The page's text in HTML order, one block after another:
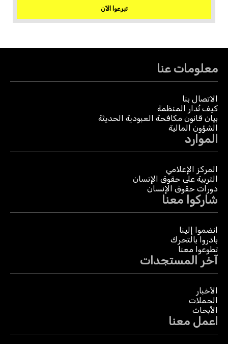
تبرعوا الآن
معلومات عنا
الاتصال بنا
كيف تُدار المنظمة
بيان قانون مكافحة العبودية الحديثة
الشؤون المالية
الموارد
المركز الإعلامي
التربية على حقوق الإنسان
دورات حقوق الإنسان
شاركوا معنا
انضموا إلينا
بادروا بالتحرك
تطوعوا معنا
آخر المستجدات
الأخبار
الحملات
الأبحاث
اعمل معنا